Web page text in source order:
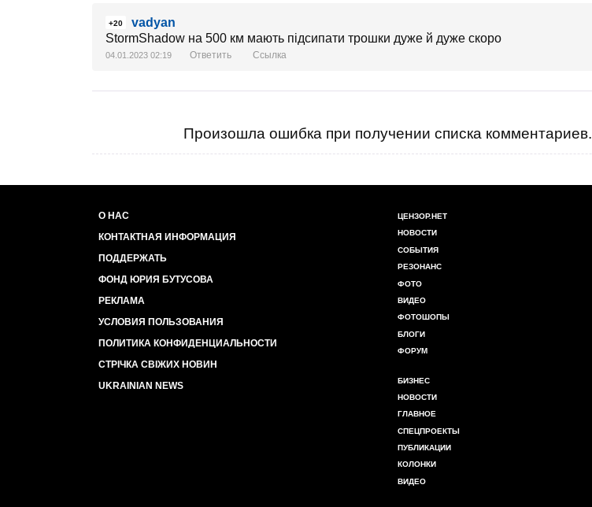
+20
vadyan
StormShadow на 500 км мають підсипати трошки дуже й дуже скоро
04.01.2023 02:19 Ответить Ссылка
Произошла ошибка при получении списка комментариев.
О НАС
КОНТАКТНАЯ ИНФОРМАЦИЯ
ПОДДЕРЖАТЬ
ФОНД ЮРИЯ БУТУСОВА
РЕКЛАМА
УСЛОВИЯ ПОЛЬЗОВАНИЯ
ПОЛИТИКА КОНФИДЕНЦИАЛЬНОСТИ
СТРІЧКА СВІЖИХ НОВИН
UKRAINIAN NEWS
ЦЕНЗОР.НЕТ
НОВОСТИ
СОБЫТИЯ
РЕЗОНАНС
ФОТО
ВИДЕО
ФОТОШОПЫ
БЛОГИ
ФОРУМ
БИЗНЕС
НОВОСТИ
ГЛАВНОЕ
СПЕЦПРОЕКТЫ
ПУБЛИКАЦИИ
КОЛОНКИ
ВИДЕО